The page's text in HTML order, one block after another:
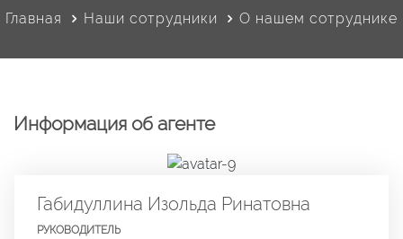
Главная Наши сотрудники О нашем сотруднике
Информация об агенте
Габидуллина Изольда Ринатовна
РУКОВОДИТЕЛЬ